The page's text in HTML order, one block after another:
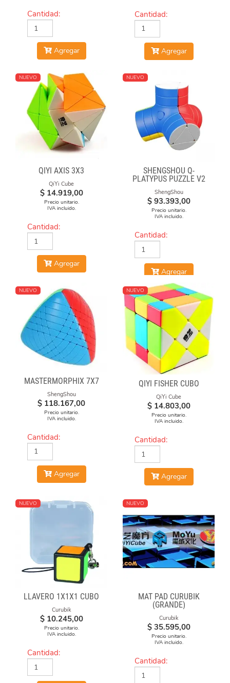
Cantidad:
Agregar
Cantidad:
Agregar
NUEVO
QIYI AXIS 3X3
QiYi Cube
$ 14.919,00
Precio unitario.
IVA incluido.
Cantidad:
Agregar
NUEVO
SHENGSHOU Q-
PLATYPUS PUZZLE V2
ShengShou
$ 93.393,00
Precio unitario.
IVA incluido.
Cantidad:
Agregar
NUEVO
MASTERMORPHIX 7X7
ShengShou
$ 118.167,00
Precio unitario.
IVA incluido.
Cantidad:
Agregar
NUEVO
QIYI FISHER CUBO
QiYi Cube
$ 14.803,00
Precio unitario.
IVA incluido.
Cantidad:
Agregar
NUEVO
LLAVERO 1X1X1 CUBO
Curubik
$ 10.245,00
Precio unitario.
IVA incluido.
Cantidad:
NUEVO
MAT PAD CURUBIK
(GRANDE)
Curubik
$ 35.595,00
Precio unitario.
IVA incluido.
Cantidad: